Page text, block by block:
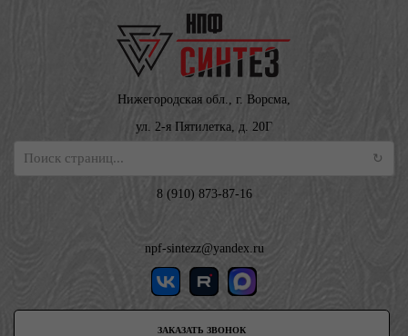
Нижегородская обл., г. Ворсма,
ул. 2-я Пятилетка, д. 20Г
8 (910) 873-87-16
npf-sintezz@yandex.ru
ЗАКАЗАТЬ ЗВОНОК